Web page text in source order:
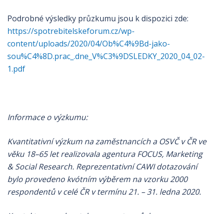
Podrobné výsledky průzkumu jsou k dispozici zde:
https://spotrebitelskeforum.cz/wp-
content/uploads/2020/04/Ob%C4%9Bd-jako-
sou%C4%8D.prac_.dne_V%C3%9DSLEDKY_2020_04_02-
1.pdf
Informace o výzkumu:
Kvantitativní výzkum na zaměstnancích a OSVČ v ČR ve
věku 18–65 let realizovala agentura FOCUS, Marketing
& Social Research. Reprezentativní CAWI dotazování
bylo provedeno kvótním výběrem na vzorku 2000
respondentů v celé ČR v termínu 21. – 31. ledna 2020.